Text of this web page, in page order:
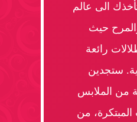
الى عالم
حيث
رائعة
ستجدين
من الملابس
من